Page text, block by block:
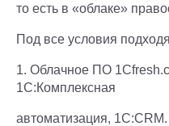
то есть в «облаке»
Под все условия
1. Облачное ПО
1С:Комплексная
автоматизация, 1C:CRM.